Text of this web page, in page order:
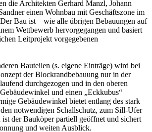
die Architekten Gerhard Manzl, Johann
einen Wohnbau mit Geschäftszone im
Bau ist – wie alle übrigen Bebauungen auf
Wettbewerb hervorgegangen und basiert
Leitprojekt vorgegebenen
Bauteilen (s. eigene Einträge) wird bei
der Blockrandbebauung nur in der
durchgezogen und in den oberen
und einen „Eckkubus“
Gebäudewinkel bietet entlang des stark
notwendigen Schallschutz, zum Sill-Ufer
der Bauköper partiell geöffnet und sichert
und weiten Ausblick.